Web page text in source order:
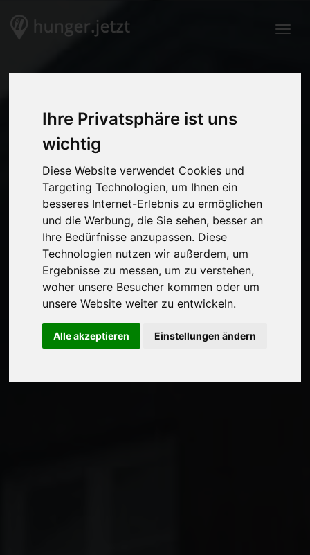
Ihre Privatsphäre ist uns
wichtig
Diese Website verwendet Cookies und
Targeting Technologien, um Ihnen ein
besseres Internet-Erlebnis zu ermöglichen
und die Werbung, die Sie sehen, besser an
Ihre Bedürfnisse anzupassen. Diese
Technologien nutzen wir außerdem, um
Ergebnisse zu messen, um zu verstehen,
woher unsere Besucher kommen oder um
unsere Website weiter zu entwickeln.
Alle akzeptieren Einstellungen ändern